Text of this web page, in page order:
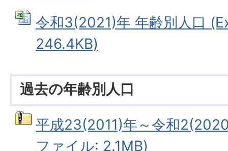
令和3(2021)年 年齢別人口
246.4KB)
過去の年齢別人口
平成23(2011)年～令和
ファイル: 2.1MB)